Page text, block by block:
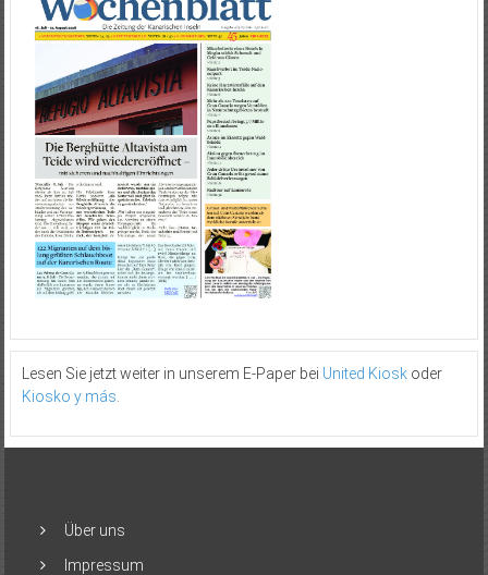
Lesen Sie jetzt weiter in unserem E-Paper bei United Kioskoder
Kiosko y más
Über uns
Impressum